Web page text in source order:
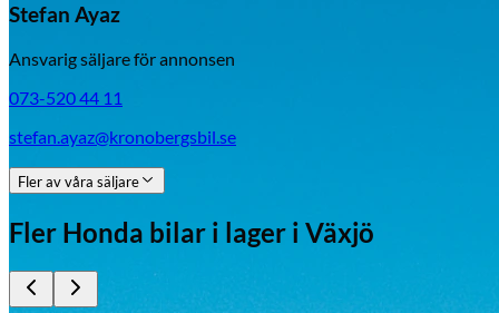
Mazda
Fordonstyp
Visa alla fordon
Stefan Ayaz
Ansvarig säljare för annonsen
073-520 44 11
stefan.ayaz@kronobergsbil.se
Fler av våra säljare
Fler Honda bilar i lager i Växjö